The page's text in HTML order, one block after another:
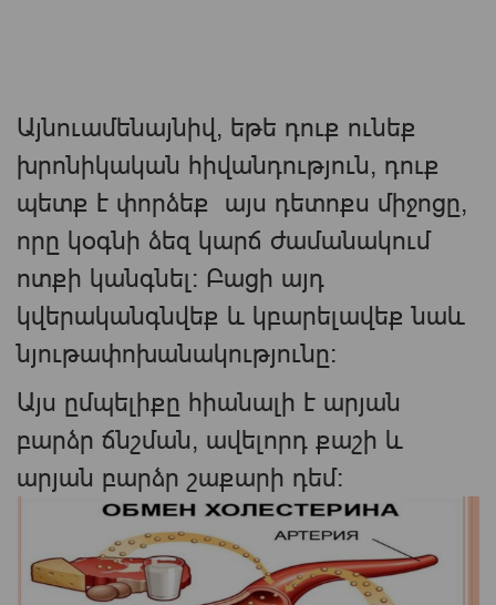
Այնուամենայնիվ, եթե դուք ունեք
խրոնիկական հիվանդություն, դուք
պետք է փորձեք այս դետոքս միջոցը,
որը կօգնի ձեզ կարճ ժամանակում
ոտքի կանգնել: Բացի այդ
կվերականգնվեք և կբարելավեք նաև
նյութափոխանակությունը։
Այս ըմպելիքը հիանալի է արյան
բարձր ճնշման, ավելորդ քաշի և
արյան բարձր շաքարի դեմ։